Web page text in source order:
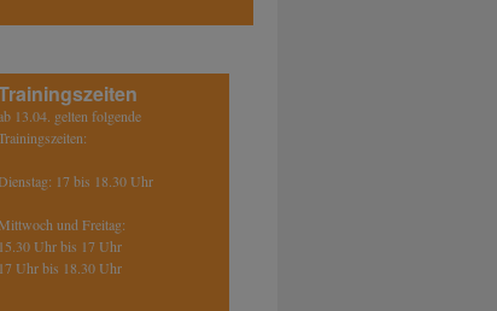
13.04. gelten folgende
17 bis 18.30 Uhr
und Freitag:
15.30 Uhr bis 17 Uhr
17 Uhr bis 18.30 Uhr